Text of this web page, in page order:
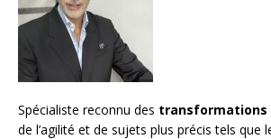
Spécialiste reconnu des transformations
de l’agilité et de sujets plus précis tels que